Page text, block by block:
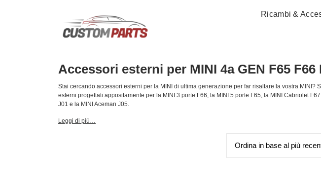
Ricambi &
Accessori esterni per MINI 4a GEN F65 F66
Stai cercando accessori esterni per la MINI di ultima generazione per far risaltare la vostra MINI?
esterni progettati appositamente per la MINI 3 porte F66, la MINI 5 porte F65, la MINI Cabriolet
J01 e la MINI Aceman J05.
Leggi di più…